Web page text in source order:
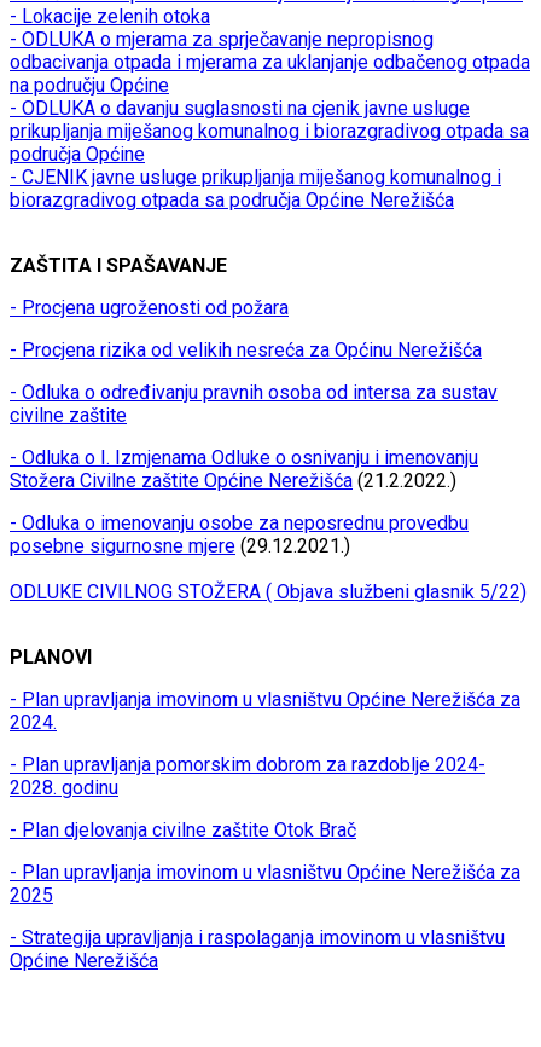
- Lokacije zelenih otoka
- ODLUKA o mjerama za sprječavanje nepropisnog
odbacivanja otpada i mjerama za uklanjanje odbačenog otpada
na području Općine
- ODLUKA o davanju suglasnosti na cjenik javne usluge
prikupljanja miješanog komunalnog i biorazgradivog otpada sa
područja Općine
- CJENIK javne usluge prikupljanja miješanog komunalnog i
biorazgradivog otpada sa područja Općine Nerežišća
ZAŠTITA I SPAŠAVANJE
- Procjena ugroženosti od požara
- Procjena rizika od velikih nesreća za Općinu Nerežišća
- Odluka o određivanju pravnih osoba od intersa za sustav
civilne zaštite
- Odluka o I. Izmjenama Odluke o osnivanju i imenovanju
Stožera Civilne zaštite Općine Nerežišća (21.2.2022.)
- Odluka o imenovanju osobe za neposrednu provedbu
posebne sigurnosne mjere (29.12.2021.)
ODLUKE CIVILNOG STOŽERA ( Objava službeni glasnik 5/22)
PLANOVI
- Plan upravljanja imovinom u vlasništvu Općine Nerežišća za
2024.
- Plan upravljanja pomorskim dobrom za razdoblje 2024-
2028. godinu
- Plan djelovanja civilne zaštite Otok Brač
- Plan upravljanja imovinom u vlasništvu Općine Nerežišća za
2025
- Strategija upravljanja i raspolaganja imovinom u vlasništvu
Općine Nerežišća